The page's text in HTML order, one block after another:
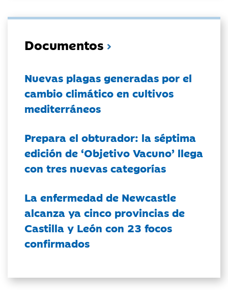
Documentos
Nuevas plagas generadas por el
cambio climático en cultivos
mediterráneos
Prepara el obturador: la séptima
edición de ‘Objetivo Vacuno’ llega
con tres nuevas categorías
La enfermedad de Newcastle
alcanza ya cinco provincias de
Castilla y León con 23 focos
confirmados